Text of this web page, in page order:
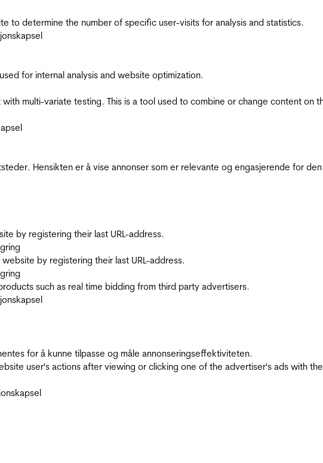
to determine the number of specific user-visits for analysis and statistics.
for internal analysis and website optimization.
multi-variate testing. This is a tool used to combine or change content
Hensikten er å vise annonser som er relevante og engasjerende for
by registering their last URL-address.
by registering their last URL-address.
such as real time bidding from third party advertisers.
for å kunne tilpasse og måle annonseringseffektiviteten.
user's actions after viewing or clicking one of the advertiser's ads with